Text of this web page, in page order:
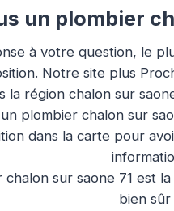
un plombier
à votre question, le
Notre site plus
la région chalon sur
plombier chalon sur
dans la carte pour
sur saone 71 est
bien